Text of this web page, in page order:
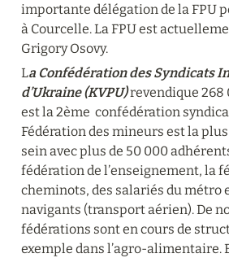
importante délégation de la FPU
à Courcelle. La FPU est
Grigory Osovy.
La Confédération des Syndicats
d’Ukraine (KVPU) revendique 268
est la 2ème  confédération
Fédération des mineurs est la
sein avec plus de 50 000
fédération de l’enseignement, la
cheminots, des salariés du métro
navigants (transport aérien). De
fédérations sont en cours de
exemple dans l’agro-alimentaire.